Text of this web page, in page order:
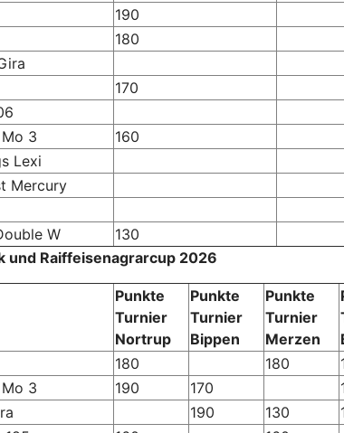
190
180
170
3 160
Lexi
Mercury
W 130
und Raiffeisenagrarcup 2026
Punkte
Turnier
Nortrup
Punkte
Turnier
Bippen
Punkte
Turnier
Merzen
180 180
3 190 170
190 130